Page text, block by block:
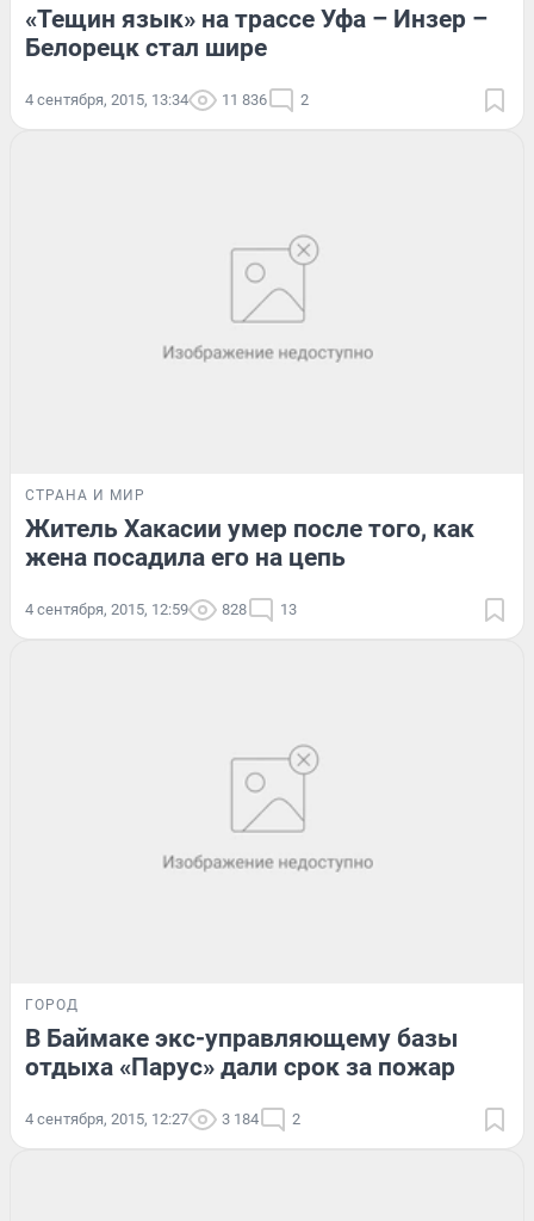
«Тещин язык» на трассе Уфа – Инзер –
Белорецк стал шире
4 сентября, 2015, 13:34 11 836 2
СТРАНА И МИР
Житель Хакасии умер после того, как
жена посадила его на цепь
4 сентября, 2015, 12:59 828 13
ГОРОД
В Баймаке экс-управляющему базы
отдыха «Парус» дали срок за пожар
4 сентября, 2015, 12:27 3 184 2